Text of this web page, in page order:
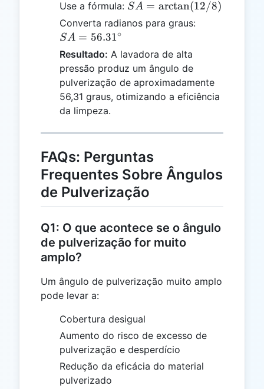
Use a fórmula: SA =
\arctan(12
SA = arctan(12/8)
Converta radianos para graus:
SA = 56.31∘
Resultado: A lavadora de alta
pressão produz um ângulo de
pulverização de aproximadamente
56,31 graus, otimizando a eficiência
da limpeza.
FAQs: Perguntas
Frequentes Sobre Ângulos
de Pulverização
Q1: O que acontece se o ângulo
de pulverização for muito
amplo?
Um ângulo de pulverização muito amplo
pode levar a:
Cobertura desigual
Aumento do risco de excesso de
pulverização e desperdício
Redução da eficácia do material
pulverizado